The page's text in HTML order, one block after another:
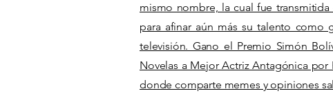
mismo nombre, la cual fue
para afinar aún más su talento como
televisión. Gano el Premio Simón
Novelas a Mejor Actriz Antagónica
donde comparte memes y opiniones